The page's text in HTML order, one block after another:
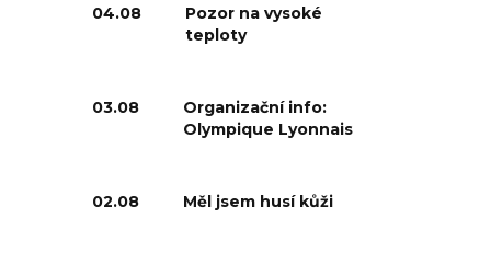
04.08
Pozor na vysoké
teploty
03.08
Organizační info:
Olympique Lyonnais
02.08 Měl jsem husí kůži